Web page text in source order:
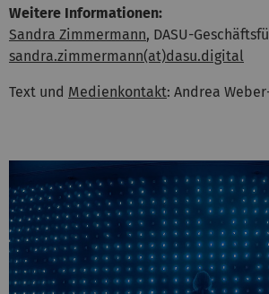
Weitere Informationen:
Sandra Zimmermann, DASU-
sandra.zimmermann(at)dasu.digital
Text und Medienkontakt: Andrea